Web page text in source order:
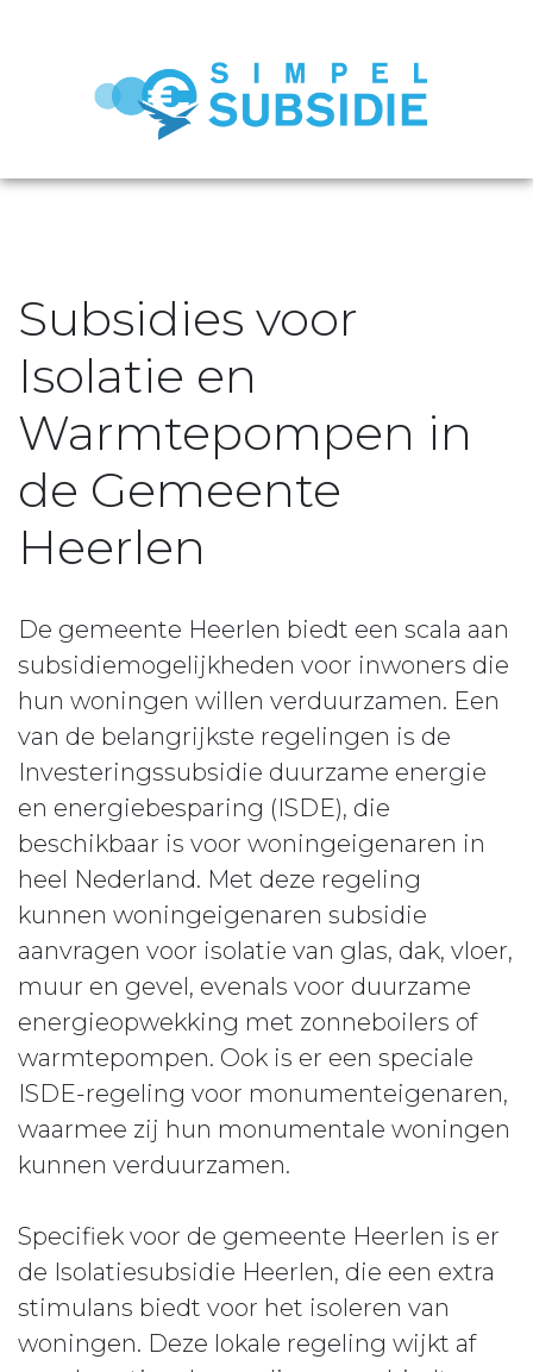
Subsidies voor
Isolatie en
Warmtepompen in
de Gemeente
Heerlen
De gemeente Heerlen biedt een scala aan
subsidiemogelijkheden voor inwoners die
hun woningen willen verduurzamen. Een
van de belangrijkste regelingen is de
Investeringssubsidie duurzame energie
en energiebesparing (ISDE), die
beschikbaar is voor woningeigenaren in
heel Nederland. Met deze regeling
kunnen woningeigenaren subsidie
aanvragen voor isolatie van glas, dak, vloer,
muur en gevel, evenals voor duurzame
energieopwekking met zonneboilers of
warmtepompen. Ook is er een speciale
ISDE-regeling voor monumenteigenaren,
waarmee zij hun monumentale woningen
kunnen verduurzamen.
Specifiek voor de gemeente Heerlen is er
de Isolatiesubsidie Heerlen, die een extra
stimulans biedt voor het isoleren van
woningen. Deze lokale regeling wijkt af